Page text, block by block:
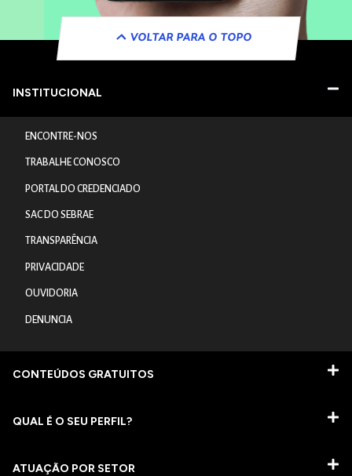
VOLTAR PARA O TOPO
INSTITUCIONAL
ENCONTRE-NOS
TRABALHE CONOSCO
PORTAL DO CREDENCIADO
SAC DO SEBRAE
TRANSPARÊNCIA
PRIVACIDADE
OUVIDORIA
DENUNCIA
CONTEÚDOS GRATUITOS
QUAL É O SEU PERFIL?
ATUAÇÃO POR SETOR